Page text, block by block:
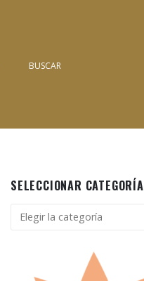
BUSCAR
SELECCIONAR CATEGORÍA
Seleccionar
categoría